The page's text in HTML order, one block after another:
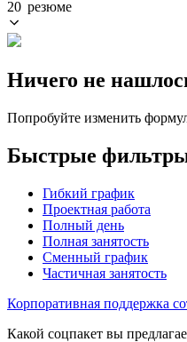
20 резюме
Ничего не
Попробуйте изменить
Быстрые
Гибкий график
Проектная работа
Полный день
Полная занятость
Сменный график
Частичная занятость
Корпоративная поддержка
Какой соцпакет вы